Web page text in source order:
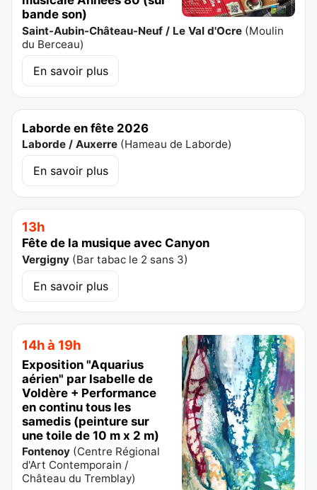
bande son)
Saint-Aubin-Château-Neuf / Le Val d'Ocre (Moulin
du Berceau)
En savoir plus
Laborde en fête 2026
Laborde / Auxerre (Hameau de Laborde)
En savoir plus
13h
Fête de la musique avec Canyon
Vergigny (Bar tabac le 2 sans 3)
En savoir plus
14h à 19h
Exposition "Aquarius
aérien" par Isabelle de
Voldère + Performance
en continu tous les
samedis (peinture sur
une toile de 10 m x 2 m)
Fontenoy (Centre Régional
d'Art Contemporain /
Château du Tremblay)